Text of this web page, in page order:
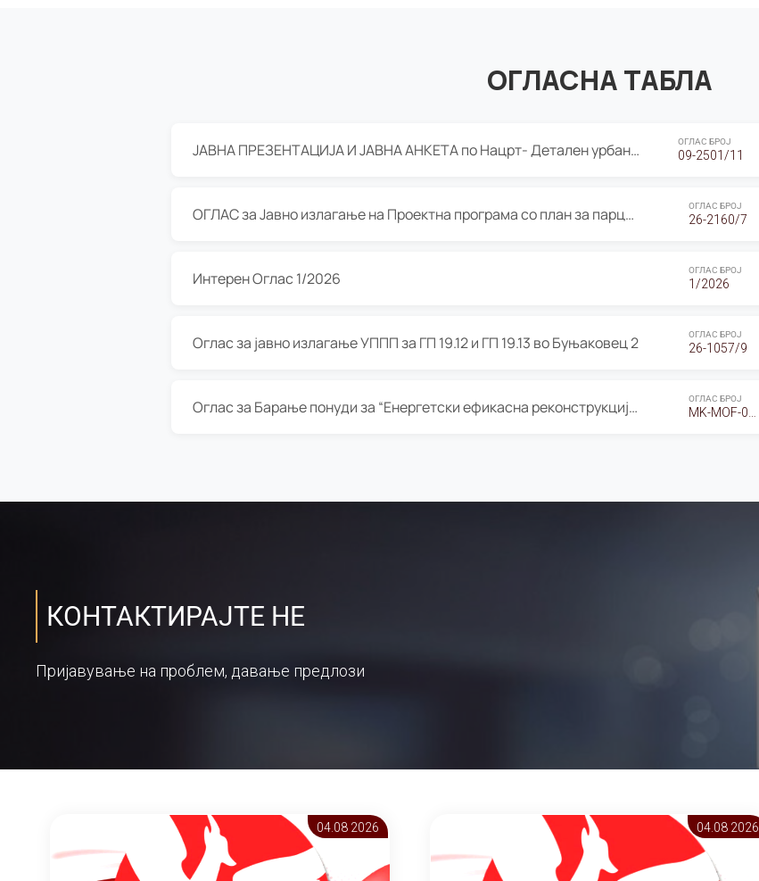
ОГЛАСНА ТАБЛА
ЈАВНА ПРЕЗЕНТАЦИЈА И ЈАВНА АНКЕТА по Нацрт- Детален урбанистички план Градска четврт Ј 05- Барутана, Општина Центар- Скопје, плански период 2025-2030 ОГЛАС БРОЈ
09-2501/11
ОГЛАС за Јавно излагање на Проектна програма со план за парцелација за Урбанистички проект со план за парцелација за спојување на ГП 20.12 и ГП 20.37 од Изменување и дополнување на Детален урбанистички план Буњаковец 2, Општина Центар – Скопје ОГЛАС БРОЈ
26-2160/7
Интерен Оглас 1/2026 ОГЛАС БРОЈ
1/2026
Оглас за јавно излагање УППП за ГП 19.12 и ГП 19.13 во Буњаковец 2 ОГЛАС БРОЈ
26-1057/9
Оглас за Барање понуди за “Енергетски ефикасна реконструкција на објектот ООУ „Св. Кирил и Методиј" ОГЛАС БРОЈ
КОНТАКТИРАЈТЕ НЕ
Пријавување на проблем, давање предлози
04.08 2026 04.08 2026